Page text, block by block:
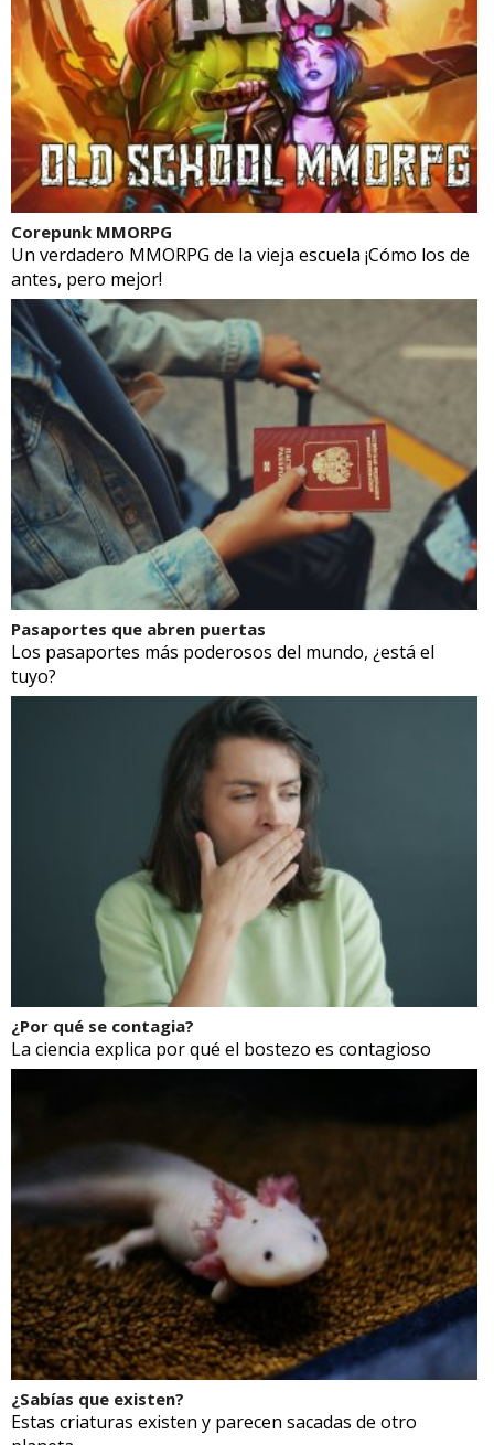
Corepunk MMORPG
Un verdadero MMORPG de la vieja escuela ¡Cómo los de
antes, pero mejor!
Pasaportes que abren puertas
Los pasaportes más poderosos del mundo, ¿está el
tuyo?
¿Por qué se contagia?
La ciencia explica por qué el bostezo es contagioso
¿Sabías que existen?
Estas criaturas existen y parecen sacadas de otro